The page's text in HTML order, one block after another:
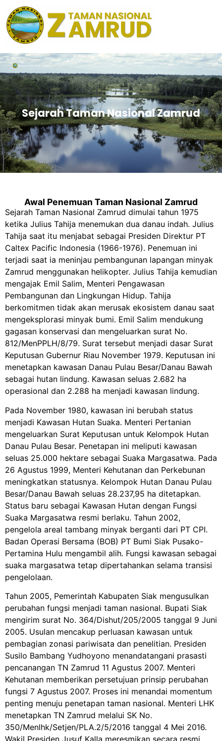
Sejarah Taman Nasional Zamrud
Awal Penemuan Taman Nasional Zamrud
Sejarah Taman Nasional Zamrud dimulai tahun 1975
ketika Julius Tahija menemukan dua danau indah. Julius
Tahija saat itu menjabat sebagai Presiden Direktur PT
Caltex Pacific Indonesia (1966-1976). Penemuan ini
terjadi saat ia meninjau pembangunan lapangan minyak
Zamrud menggunakan helikopter. Julius Tahija kemudian
mengajak Emil Salim, Menteri Pengawasan
Pembangunan dan Lingkungan Hidup. Tahija
berkomitmen tidak akan merusak ekosistem danau saat
mengeksplorasi minyak bumi. Emil Salim mendukung
gagasan konservasi dan mengeluarkan surat No.
812/MenPPLH/8/79. Surat tersebut menjadi dasar Surat
Keputusan Gubernur Riau November 1979. Keputusan ini
menetapkan kawasan Danau Pulau Besar/Danau Bawah
sebagai hutan lindung. Kawasan seluas 2.682 ha
operasional dan 2.288 ha menjadi kawasan lindung.
Pada November 1980, kawasan ini berubah status
menjadi Kawasan Hutan Suaka. Menteri Pertanian
mengeluarkan Surat Keputusan untuk Kelompok Hutan
Danau Pulau Besar. Penetapan ini meliputi kawasan
seluas 25.000 hektare sebagai Suaka Margasatwa. Pada
26 Agustus 1999, Menteri Kehutanan dan Perkebunan
meningkatkan statusnya. Kelompok Hutan Danau Pulau
Besar/Danau Bawah seluas 28.237,95 ha ditetapkan.
Status baru sebagai Kawasan Hutan dengan Fungsi
Suaka Margasatwa resmi berlaku. Tahun 2002,
pengelola areal tambang minyak berganti dari PT CPI.
Badan Operasi Bersama (BOB) PT Bumi Siak Pusako-
Pertamina Hulu mengambil alih. Fungsi kawasan sebagai
suaka margasatwa tetap dipertahankan selama transisi
pengelolaan.
Tahun 2005, Pemerintah Kabupaten Siak mengusulkan
perubahan fungsi menjadi taman nasional. Bupati Siak
mengirim surat No. 364/Dishut/205/2005 tanggal 9 Juni
2005. Usulan mencakup perluasan kawasan untuk
pembagian zonasi pariwisata dan penelitian. Presiden
Susilo Bambang Yudhoyono menandatangani prasasti
pencanangan TN Zamrud 11 Agustus 2007. Menteri
Kehutanan memberikan persetujuan prinsip perubahan
fungsi 7 Agustus 2007. Proses ini menandai momentum
penting menuju penetapan taman nasional. Menteri LHK
menetapkan TN Zamrud melalui SK No.
350/Menlhk/Setjen/PLA.2/5/2016 tanggal 4 Mei 2016.